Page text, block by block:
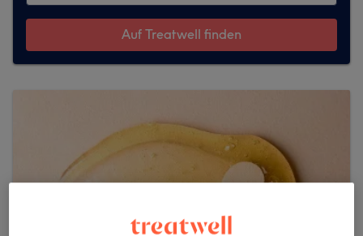
Auf Treatwell finden